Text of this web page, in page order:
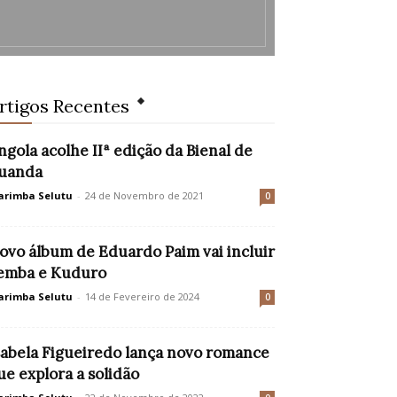
Recentes
acolhe IIª edição da Bienal de
Selutu - 24 de Novembro de 2021 0
álbum de Eduardo Paim vai incluir
e Kuduro
Selutu - 14 de Fevereiro de 2024 0
Figueiredo lança novo romance
explora a solidão